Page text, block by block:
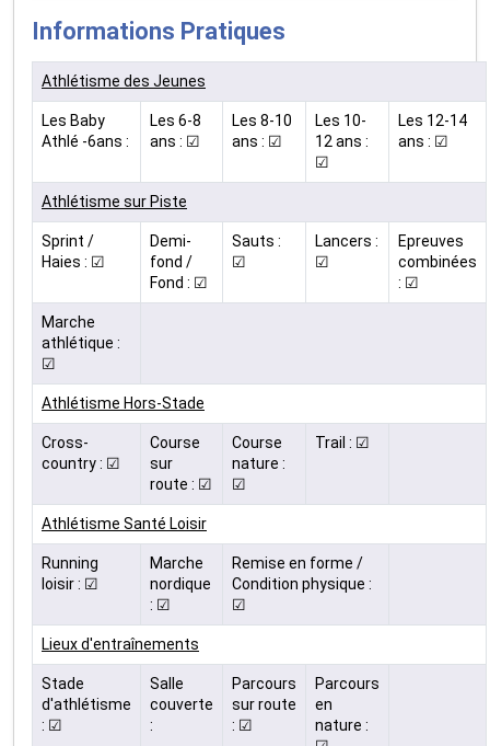
Informations Pratiques
Athlétisme des Jeunes
Les Baby
Athlé -6ans :
Les 6-8
ans : ☑
Les 8-10
ans : ☑
Les 10-
12 ans :
☑
Les 12-14
ans : ☑
Athlétisme sur Piste
Sprint /
Haies : ☑
Demi-
fond /
Fond : ☑
Sauts :
☑
Lancers :
☑
Epreuves
combinées
: ☑
Marche
athlétique :
☑
Athlétisme Hors-Stade
Cross-
country : ☑
Course
sur
route : ☑
Course
nature :
☑
Trail : ☑
Athlétisme Santé Loisir
Running
loisir : ☑
Marche
nordique
: ☑
Remise en forme /
Condition physique :
☑
Lieux d'entraînements
Stade
d'athlétisme
: ☑
Salle
couverte
:
Parcours
sur route
: ☑
Parcours
en
nature :